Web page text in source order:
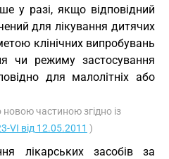
у разі, якщо відповідний
для лікування дитячих
клінічних випробувань
чи режиму застосування
для малолітніх або
частиною згідно із
VI від 12.05.2011 )
лікарських засобів за